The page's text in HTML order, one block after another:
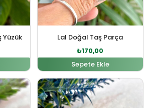
Yüzük Lal Doğal Taş Parça
₺170,00
Sepete Ekle
andaki fiyat: ₺1.780,00.Orijinal fiyat:Şu andaki